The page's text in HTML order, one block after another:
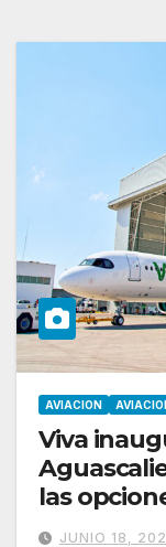
AVIACION
Viva
las
JUNIO 18,